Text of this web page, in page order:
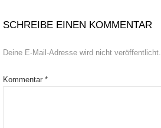
SCHREIBE EINEN KOMMENTAR
Deine E-Mail-Adresse wird nicht veröffentlicht.
Kommentar *